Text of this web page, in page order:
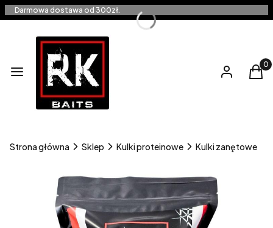
Darmowa dostawa od 300zł.
Menu Zaloguj się
Strona główna Sklep Kulki proteinowe Kulki zanętowe